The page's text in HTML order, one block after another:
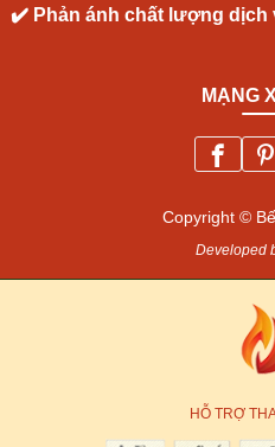
✔️ Phản ánh chất lượng dịch
MẠNG
Copyright ©
Developed
HỖ TRỢ